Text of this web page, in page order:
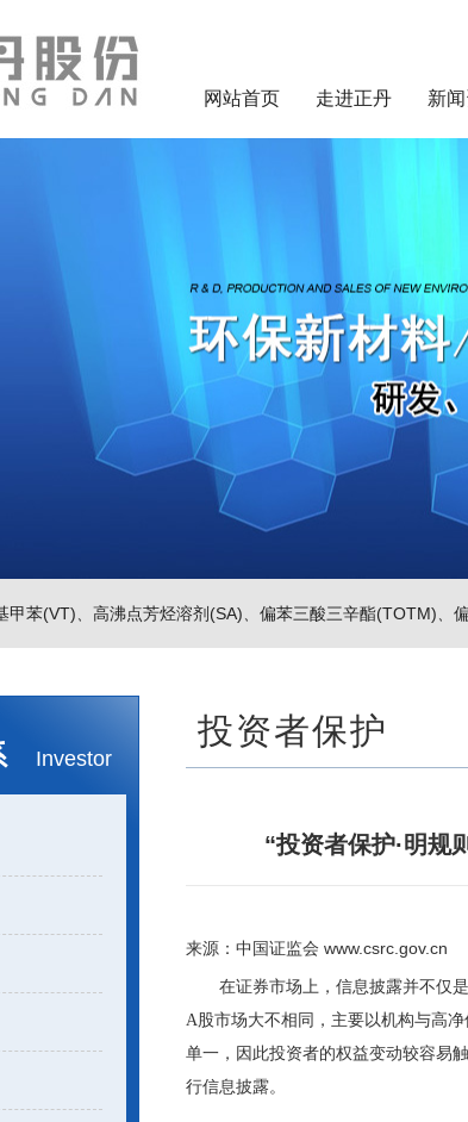
网站首页 走进正丹 新
甲苯(VT) 、高沸点芳烃溶剂(SA) 、偏苯三酸三辛酯(TOTM) 、
Investor
投资者保护
“投资者保护·明
来源：中国证监会 www.csrc.gov.cn
在证券市场上，信息披露并不仅是
A股市场大不相同，主要以机构与高
单一，因此投资者的权益变动较容易
行信息披露。